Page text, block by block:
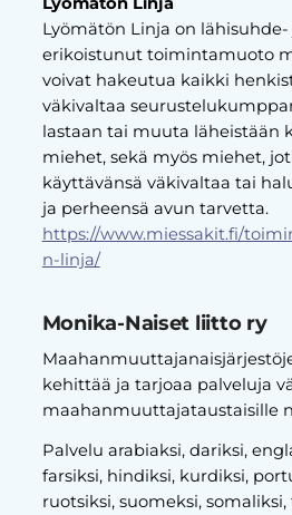
Lyömätön Linja on
erikoistunut toimintamuoto
voivat hakeutua kaikki
väkivaltaa
lastaan tai muuta läheistään
miehet, sekä myös miehet,
käyttävänsä väkivaltaa tai
ja perheensä avun tarvetta.
https://www.miessakit.fi/
n-linja/
Monika-Naiset liitto ry
kehittää ja tarjoaa palveluja
maahanmuuttajataustaisille
Palvelu arabiaksi, dariksi,
farsiksi, hindiksi, kurdiksi,
ruotsiksi, suomeksi,